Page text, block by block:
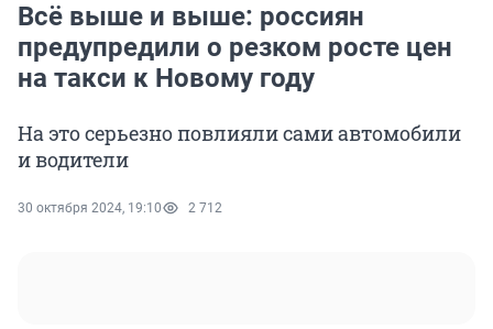
Всё выше и выше: россиян
предупредили о резком росте цен
на такси к Новому году
На это серьезно повлияли сами автомобили
и водители
30 октября 2024, 19:10 2 712